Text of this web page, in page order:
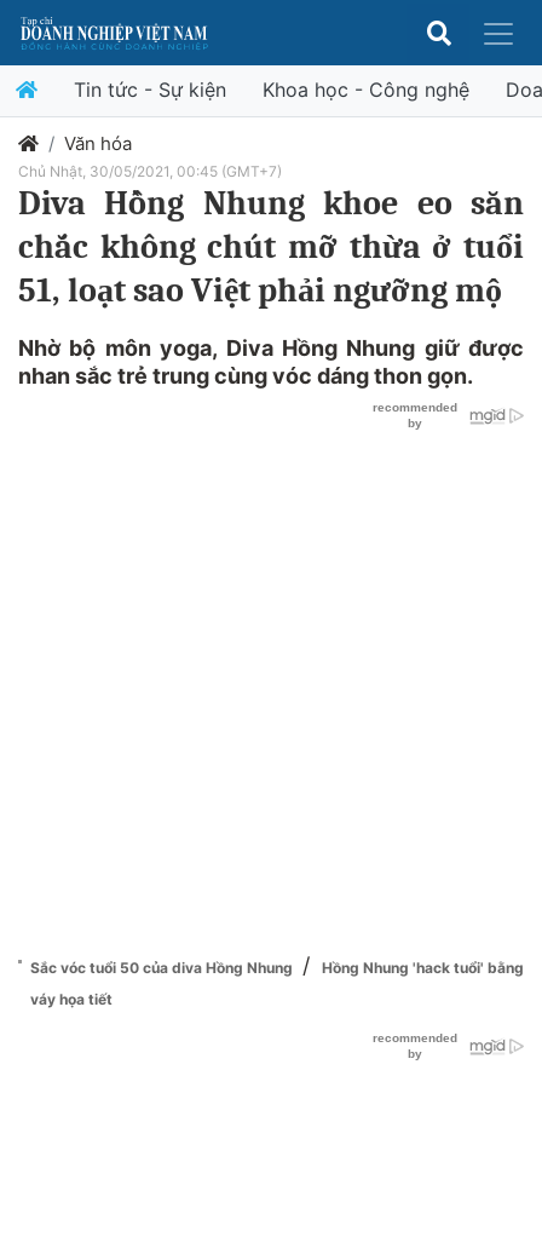
Tin tức - Sự kiện Khoa học - Công nghệ
Văn hóa
Chủ Nhật, 30/05/2021, 00:45 (GMT+7)
Diva Hồng Nhung khoe eo săn
chắc không chút mỡ thừa ở tuổi
51, loạt sao Việt phải ngưỡng mộ
Nhờ bộ môn yoga, Diva Hồng Nhung giữ được
nhan sắc trẻ trung cùng vóc dáng thon gọn.
Sắc vóc tuổi 50 của diva Hồng Nhung /
Hồng Nhung 'hack tuổi' bằng
váy họa tiết